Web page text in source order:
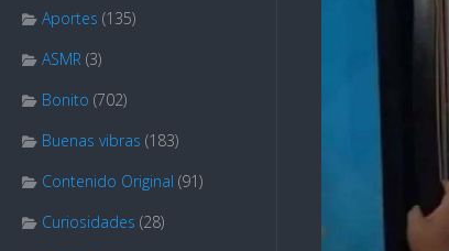
Aportes (135)
ASMR (3)
Bonito (702)
Buenas vibras (183)
Contenido Original (91)
Curiosidades (28)